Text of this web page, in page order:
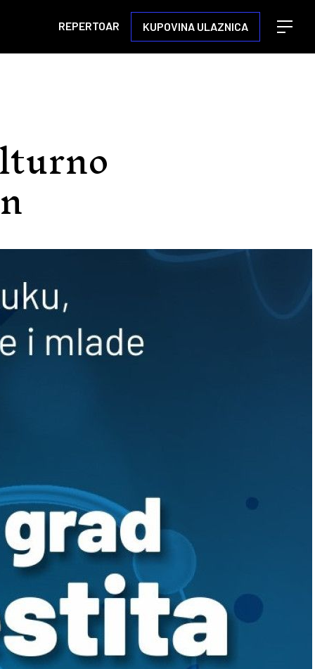
REPERTOAR KUPOVINA ULAZNICA
Open